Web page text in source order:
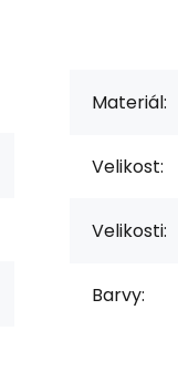
Materiál:
Velikost:
Velikosti:
Barvy: